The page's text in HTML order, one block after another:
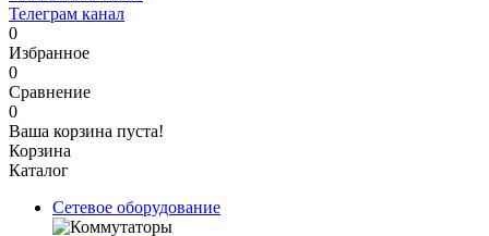
Телеграм канал
0
Избранное
0
Сравнение
0
Ваша корзина пуста!
Корзина
Каталог
Сетевое оборудование